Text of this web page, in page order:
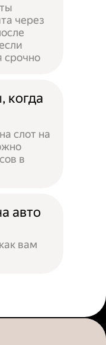
через
срочно
когда
слот на
в
авто
вам